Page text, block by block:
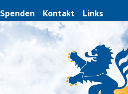
Spenden Kontakt Links